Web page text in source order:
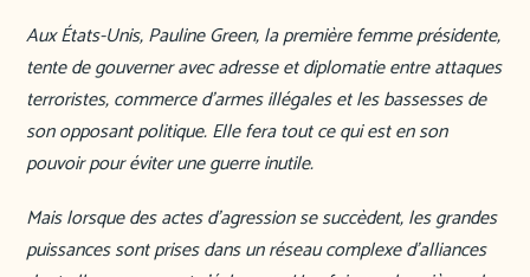
Aux États-Unis, Pauline Green, la première femme présidente,
tente de gouverner avec adresse et diplomatie entre attaques
terroristes, commerce d’armes illégales et les bassesses de
son opposant politique. Elle fera tout ce qui est en son
pouvoir pour éviter une guerre inutile.
Mais lorsque des actes d’agression se succèdent, les grandes
puissances sont prises dans un réseau complexe d’alliances